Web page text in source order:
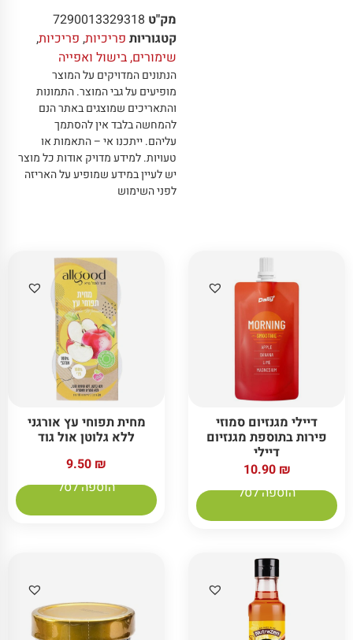
מק"ט 7290013329318
קטגוריות פריכיות, פריכיות,
שימורים, בישול ואפייה
הנתונים המדויקים על המוצר
מופיעים על גבי המוצר.התמונות
והתאריכים שמוצגים באתר הנם
להמחשה בלבד אין להסתמך
עליהם.ייתכנו אי – התאמות או
טעויות.למידע מדויק אודות כל מוצר
יש לעיין במידע שמופיע על האריזה
לפני השימוש
דיילי מגנזיום סמוזי
פירות בתוספת מגנזיום
דיילי
10.90 ₪
הוספה לסל
מחית תפוחי עץ אורגני
ללא גלוטן אול גוד
9.50 ₪
הוספה לסל